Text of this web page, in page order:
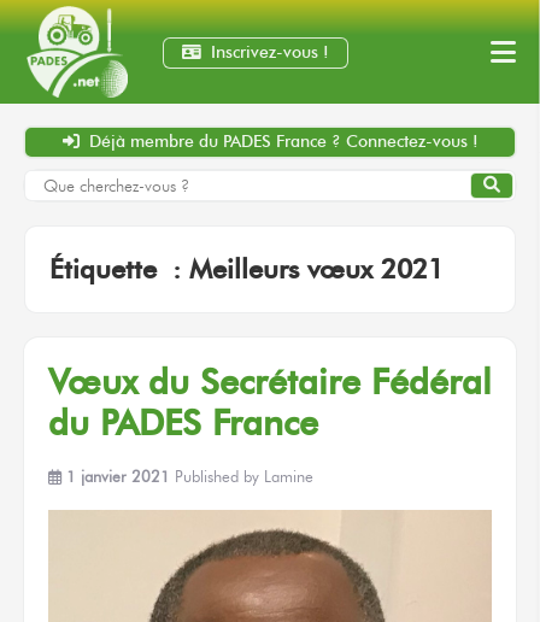
Inscrivez-vous !
Déjà membre du PADES France ? Connectez-vous !
Étiquette : Meilleurs vœux 2021
Vœux du Secrétaire Fédéral
du PADES France
1 janvier 2021 Published by Lamine